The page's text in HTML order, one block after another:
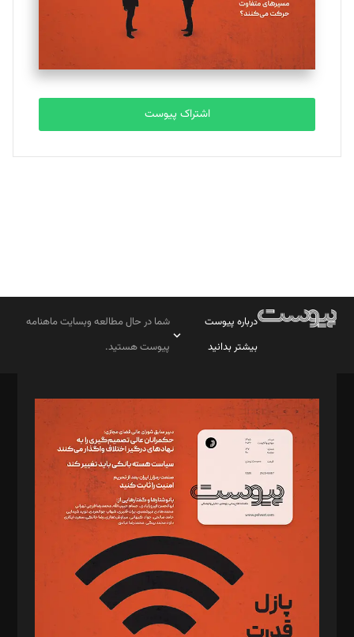
تحریریه
مصطفی مسجدی آرانی
تحریریه
بابک نقاش
تحریریه
اشتراک پیوست
درباره پیوست
بیشتر بدانید
شما در حال مطالعه وبسایت ماهنامه
پیوست هستید.
مدیر مسئول: محمدباقر اثنی‌عشری
سردبیر: مهرک محمودی
دبیر تحریریه: میثم قاسمی
د‌بیر ناداستان: سمانه سمیع
د‌بیر خدمت و تجارت: ابوالفضل رجبی
د‌بیر حقوق فناوری: حسام‌الدین ایپکچی
د‌بیر پیوست جهان: مینا پاکدل
د‌بیر تحریریه آنلاین: بابک نقاش
تحریریه‌: مجتبی محمود‌ی، آرش برهمند، یسنا امان‌پور، سروش کرمیان،
مصطفی مسجدی آرانی، ابوالفضل رجبی، زهرا فکرانه، فائزه فتحی
رستمی،مصطفی باستان